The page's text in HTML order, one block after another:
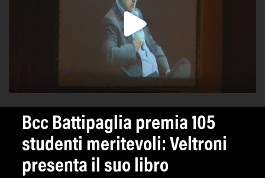
Bcc Battipaglia premia 105
studenti meritevoli: Veltroni
presenta il suo libro